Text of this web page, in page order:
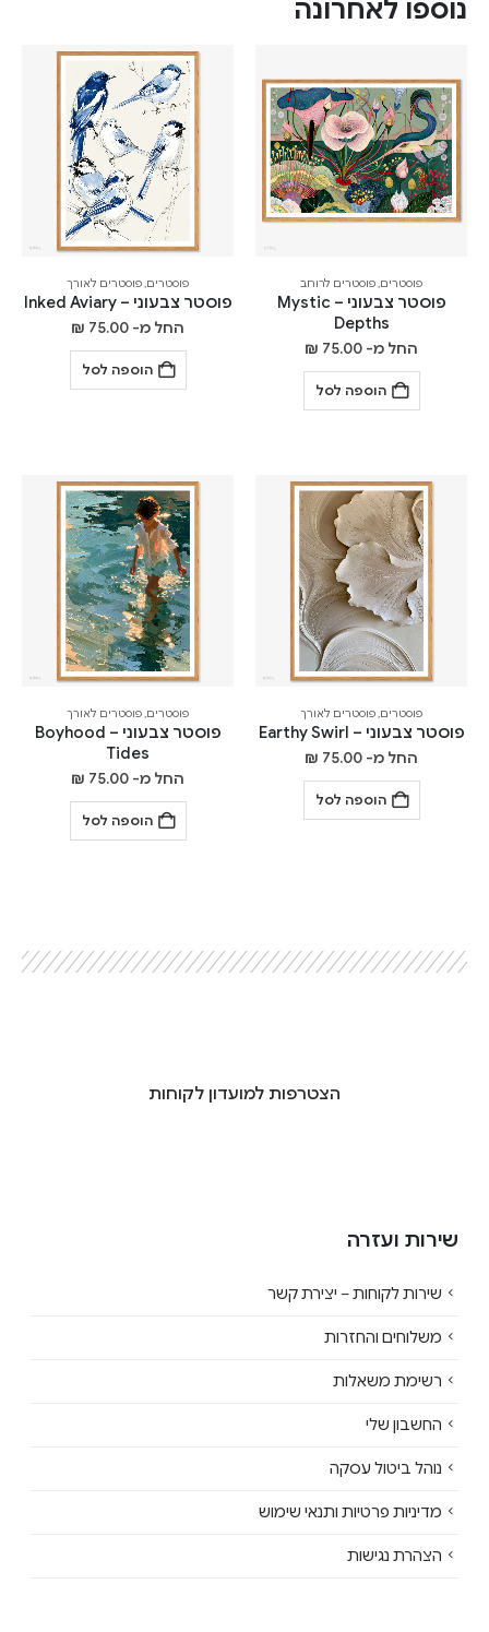
נוספו לאחרונה
פוסטרים,פוסטרים לרוחב
פוסטר צבעוני – Mystic
Depths
החל מ- ₪ 75.00
הוספה לסל
פוסטרים,פוסטרים לאורך
פוסטר צבעוני – Inked Aviary
החל מ- ₪ 75.00
הוספה לסל
פוסטרים,פוסטרים לאורך
פוסטר צבעוני – Earthy Swirl
החל מ- ₪ 75.00
הוספה לסל
פוסטרים,פוסטרים לאורך
פוסטר צבעוני – Boyhood
Tides
החל מ- ₪ 75.00
הוספה לסל
הצטרפות למועדון לקוחות
שירות ועזרה
שירות לקוחות – יצירת קשר
משלוחים והחזרות
רשימת משאלות
החשבון שלי
נוהל ביטול עסקה
מדיניות פרטיות ותנאי שימוש
הצהרת נגישות